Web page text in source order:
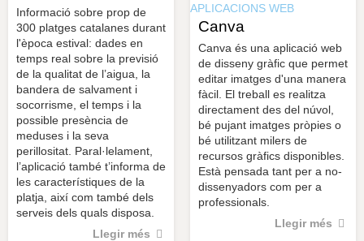
APLICACIONS WEB
Canva
Canva és una aplicació web
de disseny gràfic que permet
editar imatges d'una manera
fàcil. El treball es realitza
directament des del núvol,
bé pujant imatges pròpies o
bé utilitzant milers de
recursos gràfics disponibles.
Està pensada tant per a no-
dissenyadors com per a
professionals.
Llegir més
Informació sobre prop de
300 platges catalanes durant
l'època estival: dades en
temps real sobre la previsió
de la qualitat de l’aigua, la
bandera de salvament i
socorrisme, el temps i la
possible presència de
meduses i la seva
perillositat. Paral·lelament,
l’aplicació també t’informa de
les característiques de la
platja, així com també dels
serveis dels quals disposa.
Llegir més